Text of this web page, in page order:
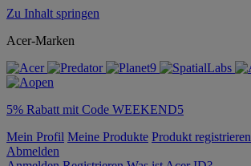
Zu Inhalt springen
Acer-Marken
5% Rabatt mit Code WEEKEND5
Mein Profil Meine Produkte Produkt registrieren
Abmelden